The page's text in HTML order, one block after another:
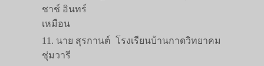
ชาช์ อินทร์
เหมือน
11. นาย สุรกานต์
ชุ่มวารี
โรงเรียนบ้านกาดวิทยาคม